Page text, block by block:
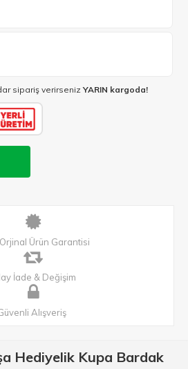
sipariş verirsenizYARIN kargoda!
Ürün Garantisi
İade & Değişim
Alışveriş
Hediyelik Kupa Bardak